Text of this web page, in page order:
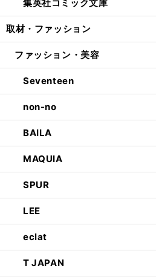
集英社コミック文庫
取材・ファッション
ファッション・美容
Seventeen
non-no
BAILA
MAQUIA
SPUR
LEE
eclat
T JAPAN